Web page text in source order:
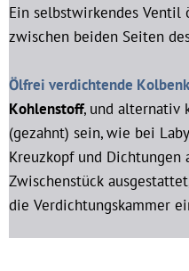
Ein selbstwirkendes
zwischen beiden Seiten
Ölfrei verdichtende
Kohlenstoff, und alternativ
(gezahnt) sein, wie bei
Kreuzkopf und
Zwischenstück
die Verdichtungskammer